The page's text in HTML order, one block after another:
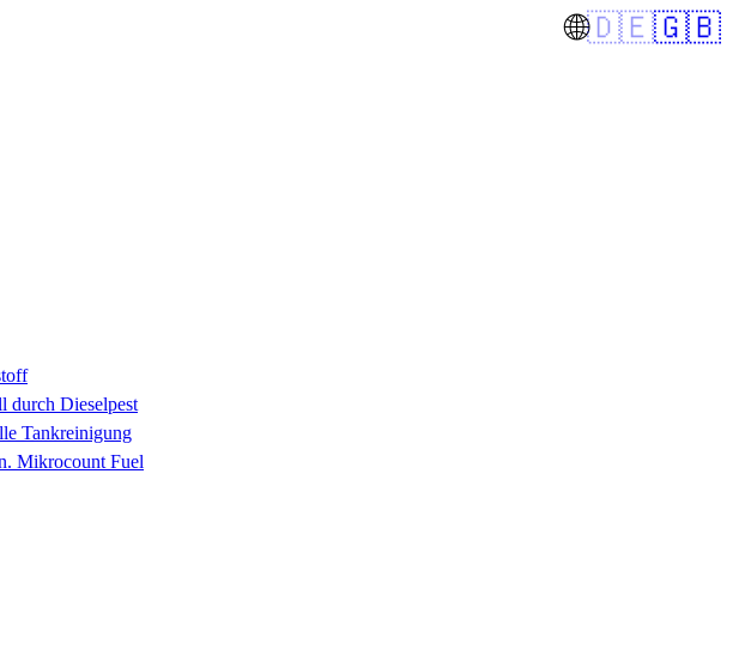
🌐🇩🇪🇬🇧
durch Dieselpest
Tankreinigung
Mikrocount Fuel